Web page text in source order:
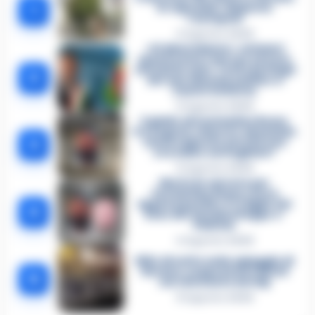
in ospedale: disposta
l’autopsia
«Ci disarmiamo»: cellulari
spenti come i narcos ed euro
del mercimonio politico a
Castel Volturno
Il giallo di Costantino Russo
senza risposta: perché non
era video sorvegliato?
Morto in carcere per
Costantino Russo: si era
appena pentito. E’ il figlio del
boss dei Casalesi Peppe o’
Padrino
Blitz di notte sulla spiaggia di
Nerano: sequestrati i tavoli
nel ristorante dei Vip